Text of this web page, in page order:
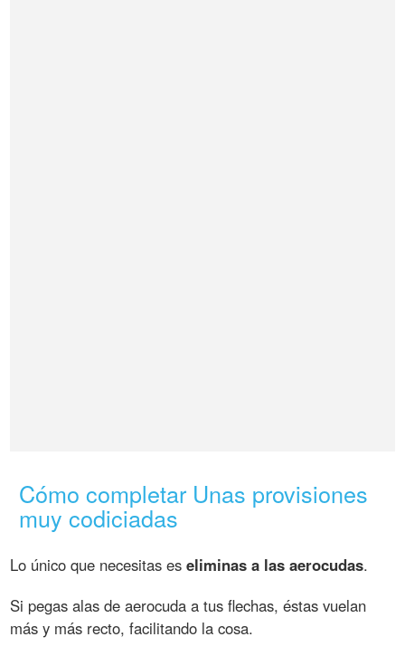
Cómo completar Unas provisiones
muy codiciadas
Lo único que necesitas eseliminas a las aerocudas.
Si pegas alas de aerocuda a tus flechas, éstas vuelan
más y más recto, facilitando la cosa.